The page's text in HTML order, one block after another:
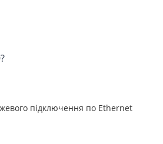
підключення по Ethernet